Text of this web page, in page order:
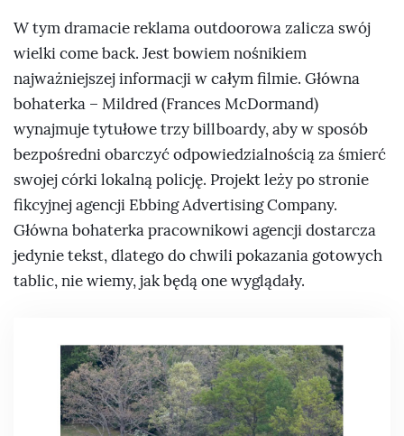
W tym dramacie reklama outdoorowa zalicza swój
wielki come back. Jest bowiem nośnikiem
najważniejszej informacji w całym filmie. Główna
bohaterka – Mildred (Frances McDormand)
wynajmuje tytułowe trzy billboardy, aby w sposób
bezpośredni obarczyć odpowiedzialnością za śmierć
swojej córki lokalną policję. Projekt leży po stronie
fikcyjnej agencji Ebbing Advertising Company.
Główna bohaterka pracownikowi agencji dostarcza
jedynie tekst, dlatego do chwili pokazania gotowych
tablic, nie wiemy, jak będą one wyglądały.